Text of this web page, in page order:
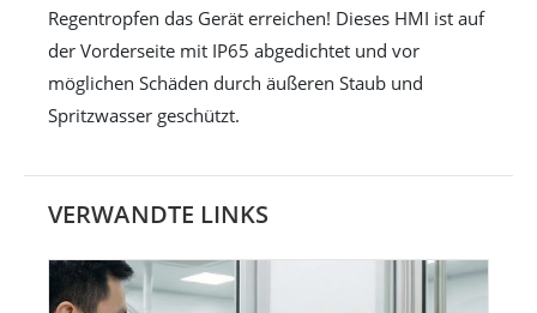
Regentropfen das Gerät erreichen! Dieses HMI ist auf
der Vorderseite mit IP65 abgedichtet und vor
möglichen Schäden durch äußeren Staub und
Spritzwasser geschützt.
VERWANDTE LINKS